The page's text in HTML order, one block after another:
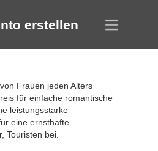
erstellen
Frauen jeden Alters
für einfache romantische
leistungsstarke
eine ernsthafte
Touristen bei.